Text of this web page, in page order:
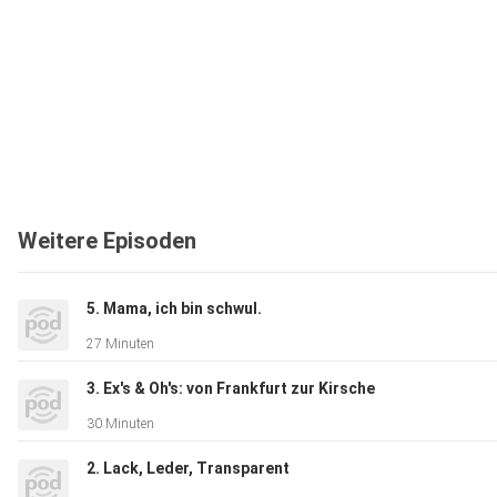
Weitere Episoden
5. Mama, ich bin schwul.
27 Minuten
3. Ex's & Oh's: von Frankfurt zur Kirsche
30 Minuten
2. Lack, Leder, Transparent